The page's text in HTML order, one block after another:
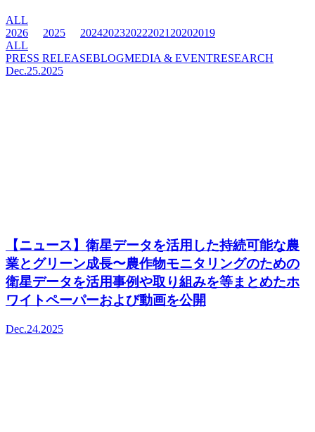
ALL
2026
2025 2024202320222021 20202019
ALL
PRESS RELEASEBLOGMEDIA & EVENTRESEARCH
Dec.25.2025
【ニュース】衛星データを活用した持続可能な農
業とグリーン成長〜農作物モニタリングのための
衛星データを活用事例や取り組みを等まとめたホ
ワイトペーパーおよび動画を公開
Dec.24.2025